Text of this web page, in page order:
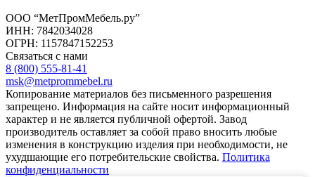
ООО “МетПромМебель.ру”
ИНН: 7842034028
ОГРН: 1157847152253
Связаться с нами
8 (800) 555-81-41
msk@metprommebel.ru
Копирование материалов без письменного разрешения
запрещено. Информация на сайте носит информационный
характер и не является публичной офертой. Завод
производитель оставляет за собой право вносить любые
изменения в конструкцию изделия при необходимости, не
ухудшающие его потребительские свойства. Политика
конфиденциальности